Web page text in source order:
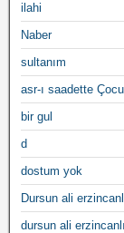
ilahi
Naber
sultanım
asr-ı saadette
bir gul
d
dostum yok
Dursun ali
dursun ali